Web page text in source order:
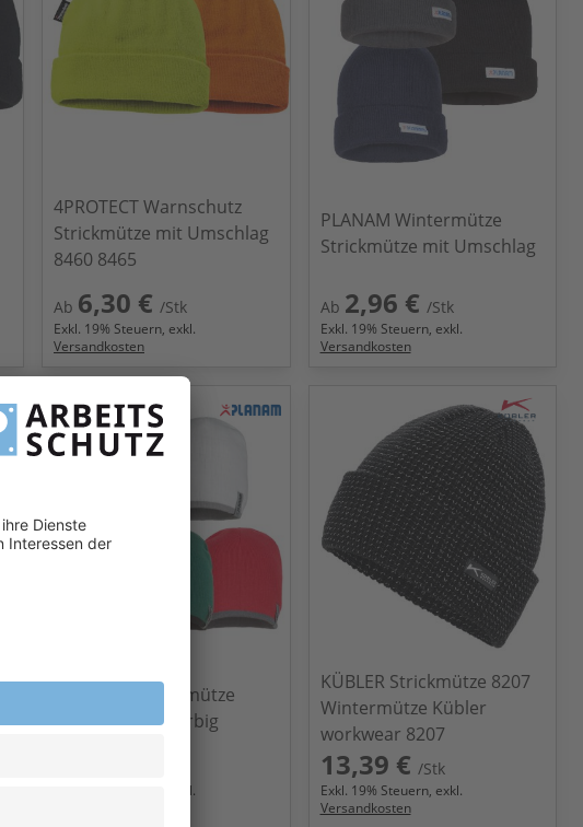
4PROTECT Warnschutz
Strickmütze mit Umschlag
8460 8465
Ab 6,30 € /Stk
Exkl. 19% Steuern, exkl.
Versandkosten
PLANAM Wintermütze
Strickmütze mit Umschlag
Ab 2,96 € /Stk
Exkl. 19% Steuern, exkl.
Versandkosten
PLANAM Wintermütze
Strickmütze 2-farbig
% Steuern, exkl.
KÜBLER Strickmütze 8207
Wintermütze Kübler
workwear 8207
13,39 € /Stk
Exkl. 19% Steuern, exkl.
Versandkosten